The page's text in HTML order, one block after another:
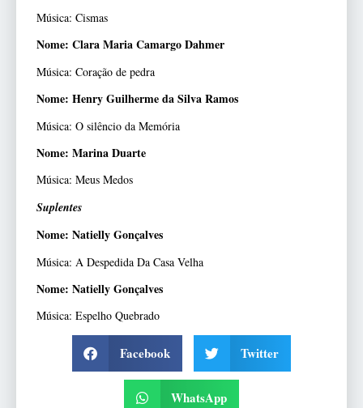
Música: Cismas
Nome: Clara Maria Camargo Dahmer
Música: Coração de pedra
Nome: Henry Guilherme da Silva Ramos
Música: O silêncio da Memória
Nome: Marina Duarte
Música: Meus Medos
Suplentes
Nome: Natielly Gonçalves
Música: A Despedida Da Casa Velha
Nome: Natielly Gonçalves
Música: Espelho Quebrado
Facebook Twitter
WhatsApp